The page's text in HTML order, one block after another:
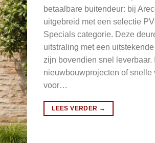
betaalbare buitendeur: bij
uitgebreid met een selectie
Specials categorie. Deze
uitstraling met een
zijn bovendien snel
nieuwbouwprojecten of snelle
voor…
LEES VERDER →